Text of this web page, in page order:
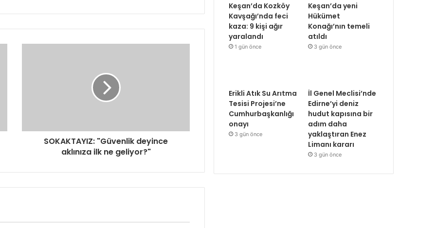
SOKAKTAYIZ: "Güvenlik deyince
aklınıza ilk ne geliyor?"
Keşan’da Kozköy
Kavşağı’nda feci
kaza: 9 kişi ağır
yaralandı
1 gün önce
Keşan’da yeni
Hükümet
Konağı’nın temeli
atıldı
3 gün önce
Erikli Atık Su Arıtma
Tesisi Projesi’ne
Cumhurbaşkanlığı
onayı
3 gün önce
İl Genel Meclisi’nde
Edirne’yi deniz
hudut kapısına bir
adım daha
yaklaştıran Enez
Limanı kararı
3 gün önce